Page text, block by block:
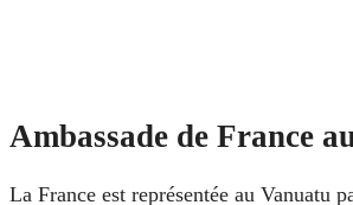
Ambassade de France
La France est représentée au Vanuatu